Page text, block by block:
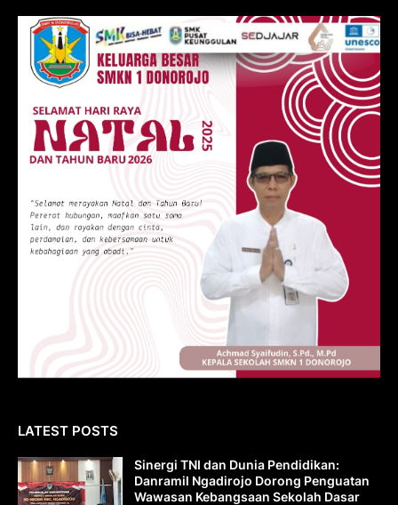
LATEST POSTS
Sinergi TNI dan Dunia Pendidikan:
Danramil Ngadirojo Dorong Penguatan
Wawasan Kebangsaan Sekolah Dasar